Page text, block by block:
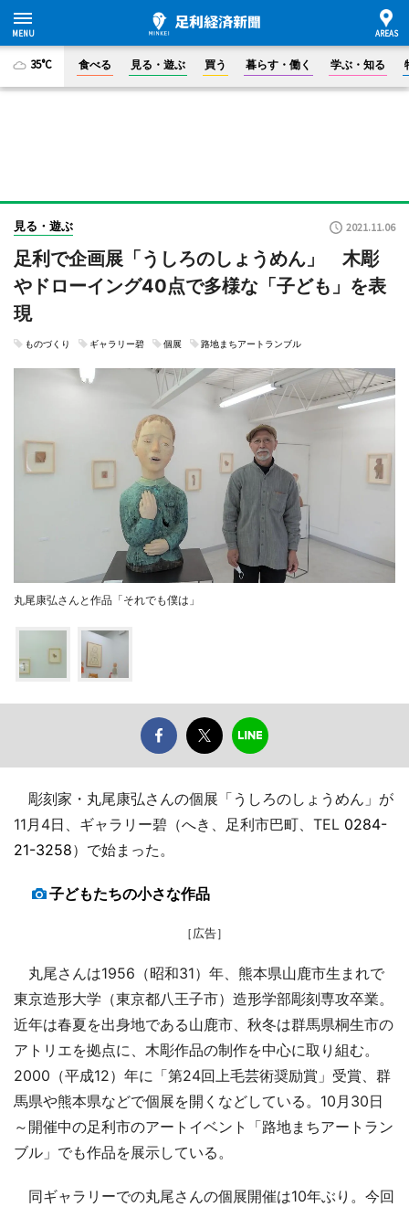
35°C 食べる 見る・遊ぶ 買う 暮らす・働く 学ぶ・知る
見る・遊ぶ 2021.11.06
足利で企画展「うしろのしょうめん」 木彫
やドローイング40点で多様な「子ども」を表
現
ものづくり ギャラリー碧 個展 路地まちアートランブル
丸尾康弘さんと作品「それでも僕は」
彫刻家・丸尾康弘さんの個展「うしろのしょうめん」が
11月4日、ギャラリー碧（へき、足利市巴町、TEL 0284-
21-3258）で始まった。
子どもたちの小さな作品
［広告］
丸尾さんは1956（昭和31）年、熊本県山鹿市生まれで
東京造形大学（東京都八王子市）造形学部彫刻専攻卒業。
近年は春夏を出身地である山鹿市、秋冬は群馬県桐生市の
アトリエを拠点に、木彫作品の制作を中心に取り組む。
2000（平成12）年に「第24回上毛芸術奨励賞」受賞、群
馬県や熊本県などで個展を開くなどしている。10月30日
～開催中の足利市のアートイベント「路地まちアートラン
ブル」でも作品を展示している。
同ギャラリーでの丸尾さんの個展開催は10年ぶり。今回